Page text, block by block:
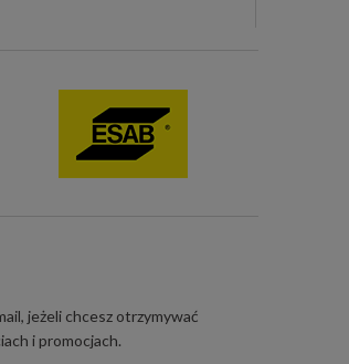
jeżeli chcesz otrzymywać
i promocjach.